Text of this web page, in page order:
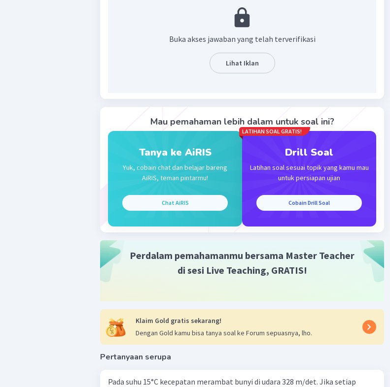
Balas
Buka akses jawaban yang telah terverifikasi
Lihat Iklan
Mau pemahaman lebih dalam untuk soal ini?
Tanya ke AiRIS
Yuk, cobain chat dan belajar bareng
AiRIS, teman pintarmu!
Chat AiRIS
LATIHAN SOAL GRATIS!
Drill Soal
Latihan soal sesuai topik yang kamu mau
untuk persiapan ujian
Cobain Drill Soal
Perdalam pemahamanmu bersama Master Teacher
di sesi Live Teaching, GRATIS!
Klaim Gold gratis sekarang!
Dengan Gold kamu bisa tanya soal ke Forum sepuasnya, lho.
Pertanyaan serupa
Pada suhu 15°C kecepatan merambat bunyi di udara 328 m/det. Jika setiap